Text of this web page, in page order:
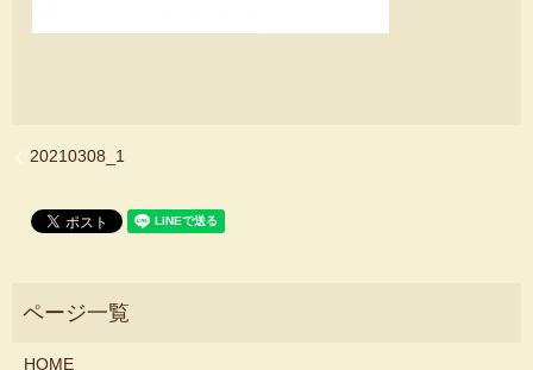
20210308_1
HOME